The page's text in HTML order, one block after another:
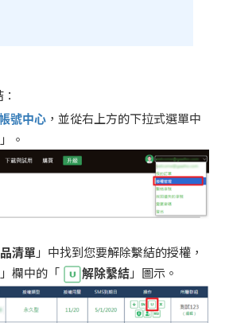
號中心 ，並從右上方的下拉式選單中
」。
清單」中找到您要解除繫結的授權，
」欄中的「 解除繫結」圖示。